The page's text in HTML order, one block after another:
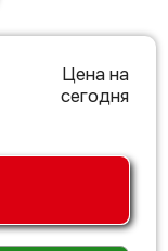
Цена на
сегодня